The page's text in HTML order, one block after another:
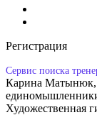
Регистрация
Сервис поиска
Карина Матынюк,
Художественная